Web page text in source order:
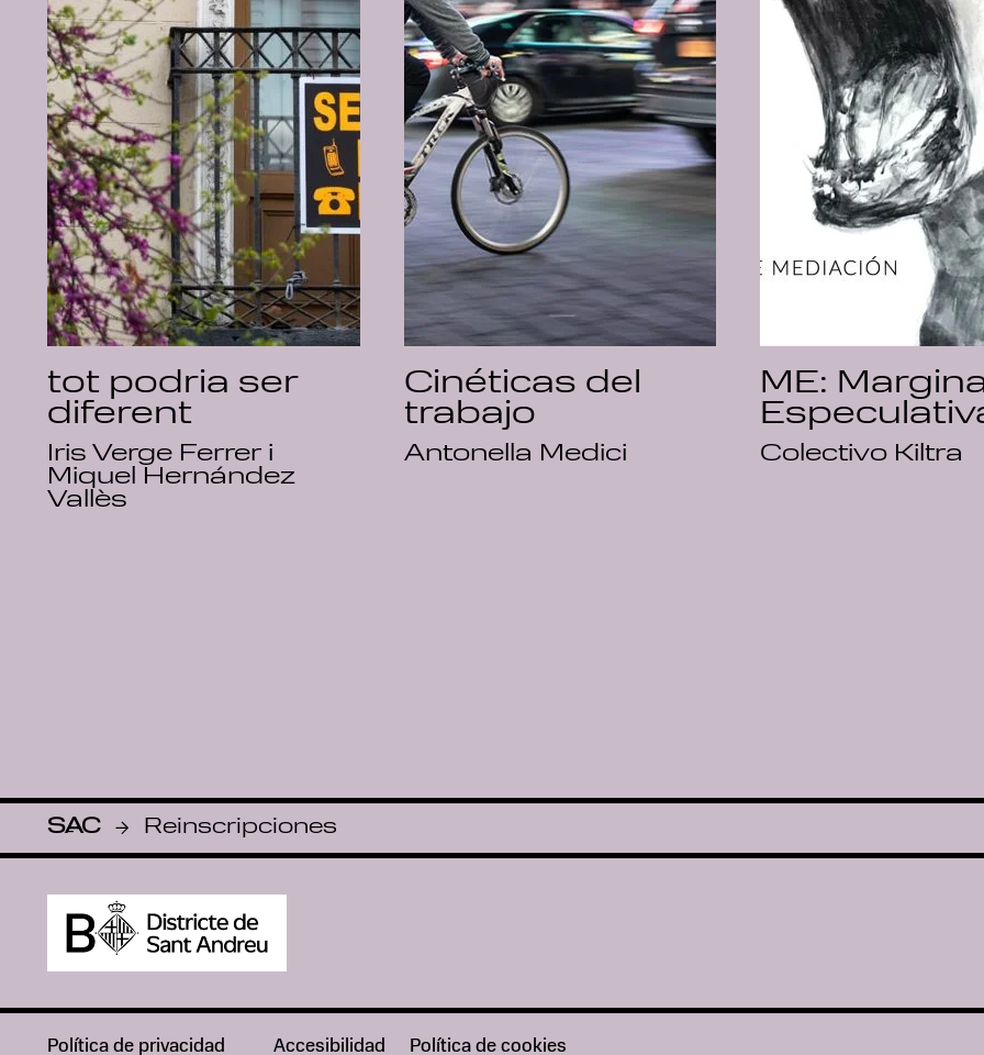
SAC
- Reinscripciones
tot podria ser
diferent
Iris Verge Ferrer i
Miquel Hernández
Vallès
Cinéticas del
trabajo
Antonella Medici
ME:
Colectivo Kiltra
Política de privacidad Accesibilidad Política de cookies